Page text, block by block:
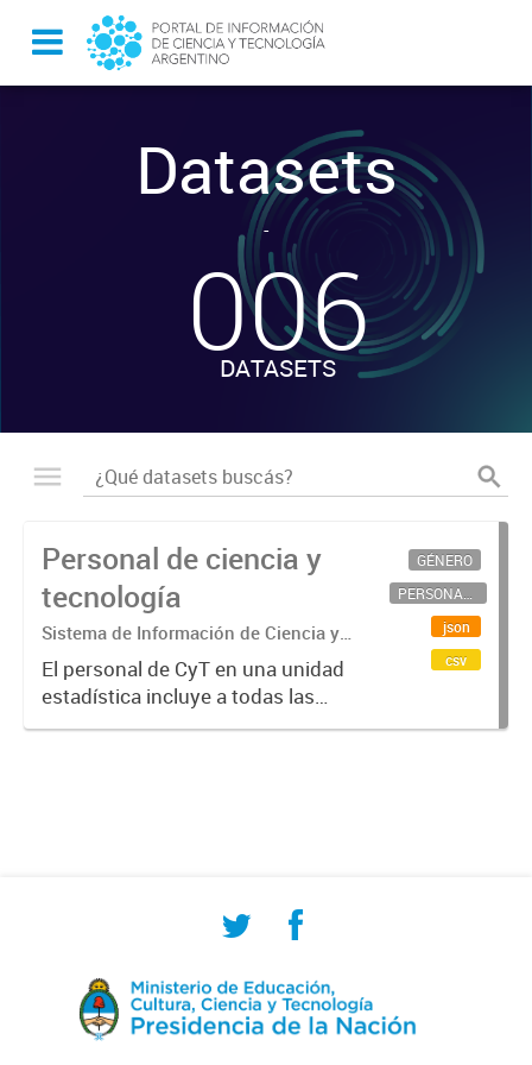
Datasets
-
006
DATASETS
Personal de ciencia y
tecnología
Sistema de Información de Ciencia y
Tecnología Argentino (SICYTAR)
El personal de CyT en una unidad
estadística incluye a todas las
personas involucradas
GÉNERO
PERSONAL CIENTÍFICO-TECNOLÓGICO
json
csv